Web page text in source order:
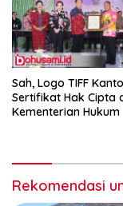
Sah, Logo TIFF
Sertifikat Hak Cipta
Kementerian Hukum
Rekomendasi